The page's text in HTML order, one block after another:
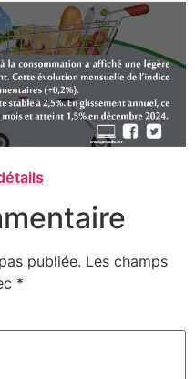
publiée. Les champs
*